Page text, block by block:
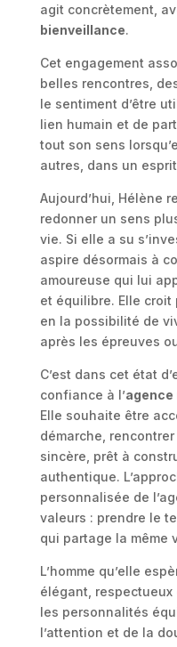
agit concrètement,
bienveillance.
Cet engagement
belles rencontres,
le sentiment d’être
lien humain et de
tout son sens
autres, dans un esprit
Aujourd’hui, Hélène
redonner un sens
vie. Si elle a su
aspire désormais à
amoureuse qui lui
et équilibre. Elle croit
en la possibilité de
après les épreuves
C’est dans cet état
confiance à l’agence
Elle souhaite être
démarche,
sincère, prêt à
authentique.
personnalisée de
valeurs : prendre le
qui partage la même
L’homme qu’elle
élégant,
les personnalités
l’attention et de la